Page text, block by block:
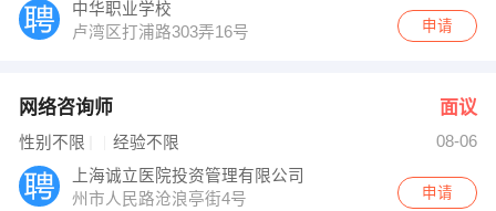
中华职业学校
卢湾区打浦路303弄16号
申请
网络咨询师 面议
性别不限 经验不限
08-06
上海诚立医院投资管理有限公司
州市人民路沧浪亭街4号
申请